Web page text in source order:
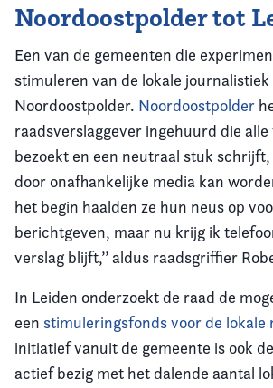
Noordoostpolder tot
Een van de gemeenten die
stimuleren van de lokale journalistiek
Noordoostpolder. Noordoostpolder
raadsverslaggever ingehuurd die
bezoekt en een neutraal stuk
door onafhankelijke media kan
het begin haalden ze hun neus op
berichtgeven, maar nu krijg ik
verslag blijft,’’ aldus raadsgriffier
In Leiden onderzoekt de raad de
een stimuleringsfonds voor de lokale
initiatief vanuit de gemeente is ook
actief bezig met het dalende aantal